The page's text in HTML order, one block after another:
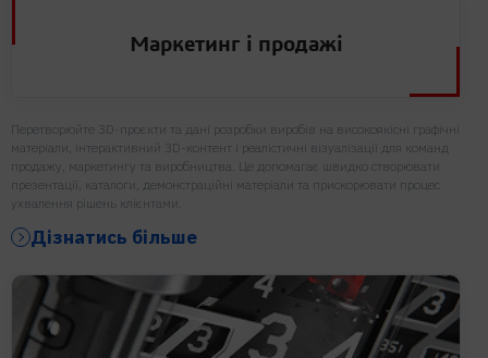
Маркетинг і продажі
Перетворюйте 3D-проєкти та дані розробки виробів на високоякісні графічні
матеріали, інтерактивний 3D-контент і реалістичні візуалізації для команд
продажу, маркетингу та виробництва. Це допомагає швидко створювати
презентації, каталоги, демонстраційні матеріали та прискорювати процес
ухвалення рішень клієнтами.
Дізнатись більше